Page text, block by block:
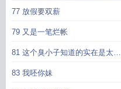
77 放假要双薪
79 又是一笔烂帐
81 这个臭小子知道的实在是太多
了
83 我呸你妹